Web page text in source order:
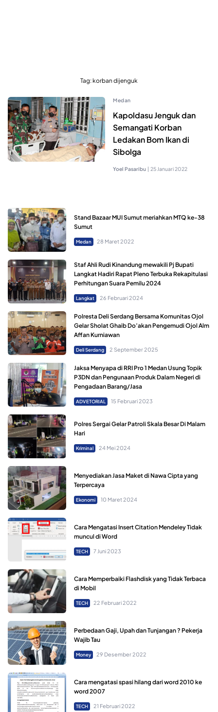
Tag: korban dijenguk
Medan
Kapoldasu Jenguk dan
Semangati Korban
Ledakan Bom Ikan di
Sibolga
Yoel Pasaribu | 25 Januari 2022
Stand Bazaar MUI Sumut meriahkan MTQ ke-38
Sumut
Medan 28 Maret 2022
Staf Ahli Rudi Kinandung mewakili Pj Bupati
Langkat Hadiri Rapat Pleno Terbuka Rekapitulasi
Perhitungan Suara Pemilu 2024
Langkat 26 Februari 2024
Polresta Deli Serdang Bersama Komunitas Ojol
Gelar Sholat Ghaib Do’akan Pengemudi Ojol Alm
Affan Kurniawan
Deli Serdang 2 September 2025
Jaksa Menyapa di RRI Pro 1 Medan Usung Topik
P3DN dan Pengunaan Produk Dalam Negeri di
Pengadaan Barang/Jasa
ADVETORIAL 15 Februari 2023
Polres Sergai Gelar Patroli Skala Besar Di Malam
Hari
Kriminal 24 Mei 2024
Menyediakan Jasa Maket di Nawa Cipta yang
Terpercaya
Ekonomi 10 Maret 2024
Cara Mengatasi Insert Citation Mendeley Tidak
muncul di Word
TECH 7 Juni 2023
Cara Memperbaiki Flashdisk yang Tidak Terbaca
di Mobil
TECH 22 Februari 2022
Perbedaan Gaji, Upah dan Tunjangan ? Pekerja
Wajib Tau
Money 29 Desember 2022
Cara mengatasi spasi hilang dari word 2010 ke
word 2007
TECH 21 Februari 2022